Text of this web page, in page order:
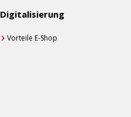
Digitalisierung
Vorteile E-Shop